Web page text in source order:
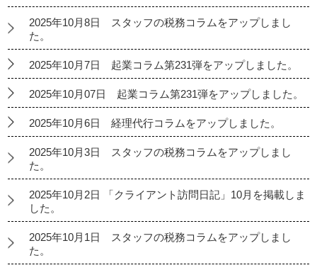
2025年10月8日 スタッフの税務コラムをアップしまし
た。
2025年10月7日 起業コラム第231弾をアップしました。
2025年10月07日 起業コラム第231弾をアップしました。
2025年10月6日 経理代行コラムをアップしました。
2025年10月3日 スタッフの税務コラムをアップしまし
た。
2025年10月2日 「クライアント訪問日記」10月を掲載しま
した。
2025年10月1日 スタッフの税務コラムをアップしまし
た。